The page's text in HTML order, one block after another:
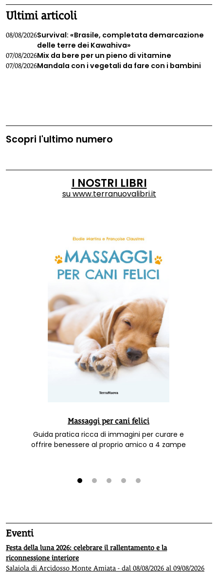
Ultimi articoli
08/08/2026Survival: «Brasile, completata demarcazione
delle terre dei Kawahiva»
07/08/2026Mix da bere per un pieno di vitamine
07/08/2026Mandala con i vegetali da fare con i bambini
Scopri l'ultimo numero
I NOSTRI LIBRI
suwww.terranuovalibri.it
Massaggi per cani felici
Guida pratica ricca di immagini per curare e
offrire benessere al proprio amico a 4 zampe
Eventi
Festa della luna 2026: celebrare il rallentamento e la
riconnessione interiore
Salaiola di Arcidosso Monte Amiata - dal 08/08/2026 al 09/08/2026